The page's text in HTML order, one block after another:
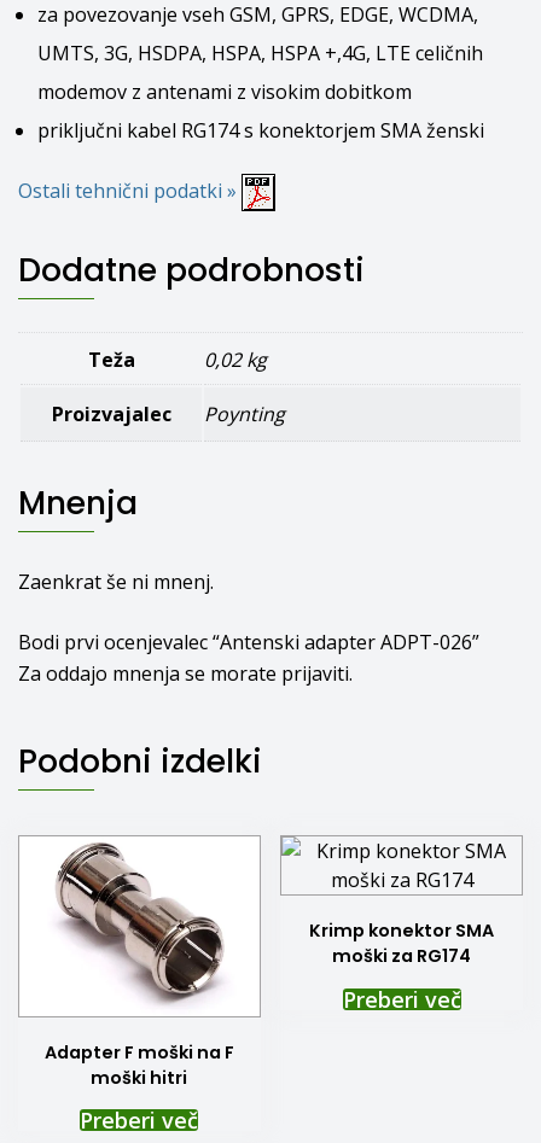
za povezovanje vseh GSM, GPRS, EDGE, WCDMA,
UMTS, 3G, HSDPA, HSPA, HSPA +,4G, LTE celičnih
modemov z antenami z visokim dobitkom
priključni kabel RG174 s konektorjem SMA ženski
Ostali tehnični podatki »
Dodatne podrobnosti
Teža 0,02 kg
Proizvajalec Poynting
Mnenja
Zaenkrat še ni mnenj.
Bodi prvi ocenjevalec “Antenski adapter ADPT-026”
Za oddajo mnenja se morate prijaviti.
Podobni izdelki
Adapter F moški na F
moški hitri
Preberi več
Krimp konektor SMA
moški za RG174
Preberi več